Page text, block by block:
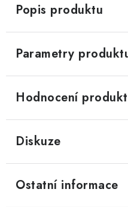
Popis produktu
Parametry
Hodnocení
Diskuze
Ostatní informace